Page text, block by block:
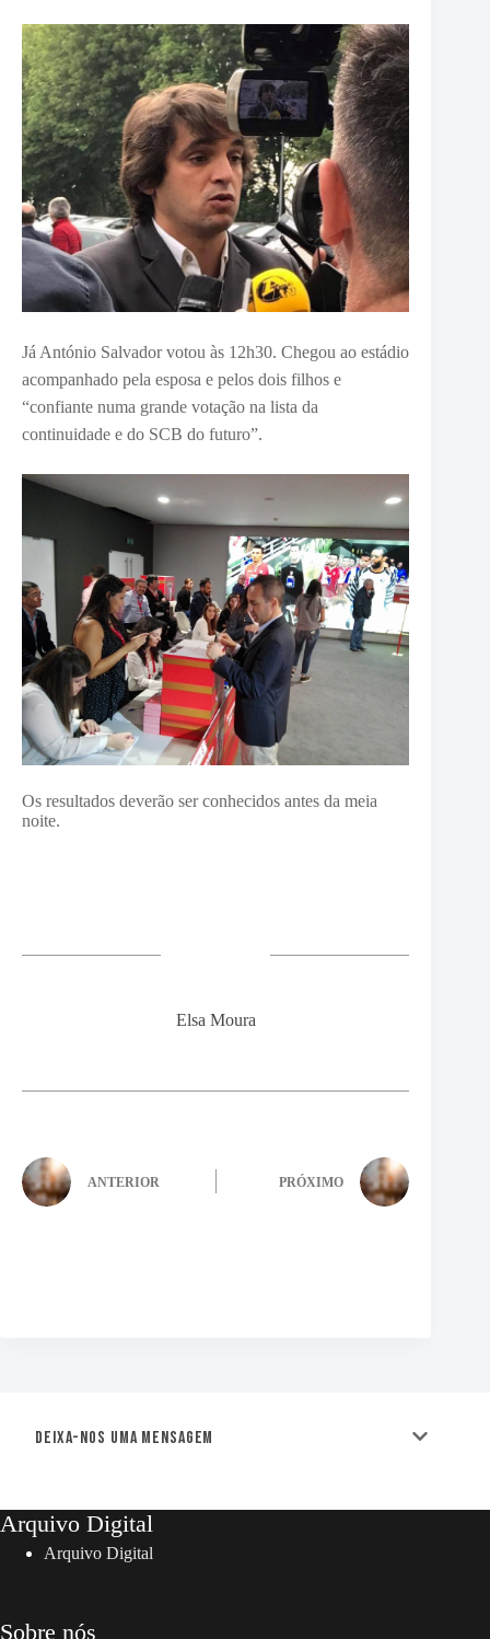
Já António Salvador votou às 12h30. Chegou ao estádio
acompanhado pela esposa e pelos dois filhos e
“confiante numa grande votação na lista da
continuidade e do SCB do futuro”.
Os resultados deverão ser conhecidos antes da meia
noite.
Elsa Moura
ANTERIOR PRÓXIMO
Deixa-nos uma mensagem
Arquivo Digital
Arquivo Digital
Sobre nós